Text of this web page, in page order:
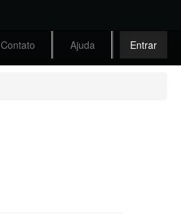
Contato Ajuda Entrar